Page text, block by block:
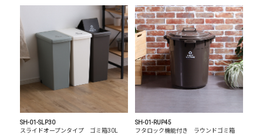
SH-01-SLP30
スライドオープンタイプ ゴミ箱30L
SH-01-RUP45
フタロック機能付き ラウンドゴミ箱